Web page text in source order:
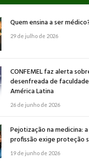
Quem ensina a ser
29 de julho de 2026
CONFEMEL faz alerta
desenfreada de
América Latina
26 de junho de 2026
Pejotização na medicina:
profissão exige proteção
19 de junho de 2026